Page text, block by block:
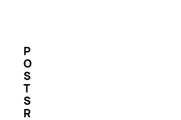
P
O
S
T
S
R